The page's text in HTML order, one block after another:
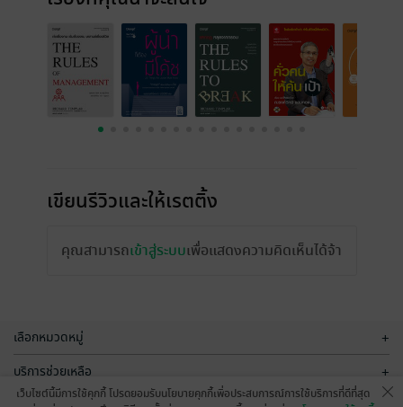
เขียนรีวิวและให้เรตติ้ง
คุณสามารถเข้าสู่ระบบเพื่อแสดงความคิดเห็นได้จ้า
เลือกหมวดหมู่ +
บริการช่วยเหลือ +
เว็บไซต์นี้มีการใช้คุกกี้ โปรดยอมรับนโยบายคุกกี้เพื่อประสบการณ์การใช้บริการที่ดีที่สุด